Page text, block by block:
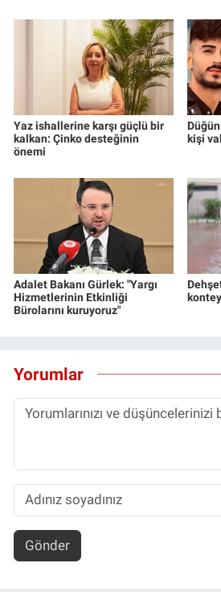
Yaz ishallerine karşı güçlü bir
kalkan: Çinko desteğinin
önemi
kişi
Adalet Bakanı Gürlek: "Yargı
Hizmetlerinin Etkinliği
Bürolarını kuruyoruz"
Yorumlar
Gönder